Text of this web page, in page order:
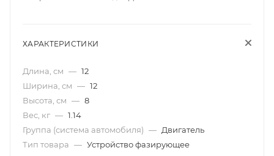
ХАРАКТЕРИСТИКИ
Длина, см — 12
Ширина, см — 12
Высота, см — 8
Вес, кг — 1.14
Группа (система автомобиля) — Двигатель
Тип товара — Устройство фазирующее